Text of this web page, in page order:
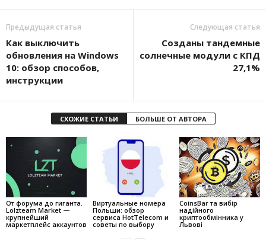
Предыдущая статья
Как выключить
обновления на Windows
10: обзор способов,
инструкции
Следующая статья
Созданы тандемные
солнечные модули с КПД
27,1%
СХОЖИЕ СТАТЬИ БОЛЬШЕ ОТ АВТОРА
От форума до гиганта.
Lolzteam Market —
крупнейший
маркетплейс аккаунтов
Виртуальные номера
Польши: обзор
сервиса HotTelecom и
советы по выбору
CoinsBar та вибір
надійного
криптообмінника у
Львові